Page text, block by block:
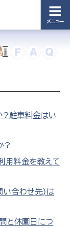
メニュー
?駐車料金はい
?
用料金を教えて
い合わせ先)は
と休園日につ